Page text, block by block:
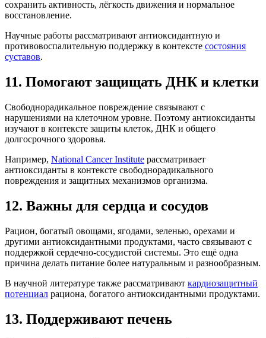
сохранить активность, лёгкость движения и нормальное
восстановление.
Научные работы рассматривают антиоксидантную и
противовоспалительную поддержку в контексте состояния
суставов.
11. Помогают защищать ДНК и клетки
Свободнорадикальное повреждение связывают с
нарушениями на клеточном уровне. Поэтому антиоксиданты
изучают в контексте защиты клеток, ДНК и общего
долгосрочного здоровья.
Например, National Cancer Institute рассматривает
антиоксиданты в контексте свободнорадикального
повреждения и защитных механизмов организма.
12. Важны для сердца и сосудов
Рацион, богатый овощами, ягодами, зеленью, орехами и
другими антиоксидантными продуктами, часто связывают с
поддержкой сердечно-сосудистой системы. Это ещё одна
причина делать питание более натуральным и разнообразным.
В научной литературе также рассматривают кардиозащитный
потенциал рациона, богатого антиоксидантными продуктами.
13. Поддерживают печень